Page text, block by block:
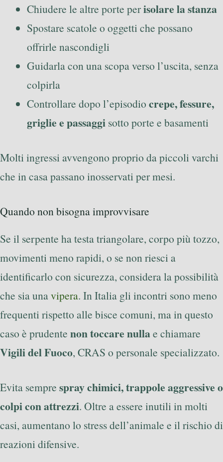
Chiudere le altre porte perisolare la stanza
Spostare scatole o oggetti che possano
offrirle nascondigli
Guidarla con una scopa verso l’uscita, senza
colpirla
Controllare dopo l’episodio crepe, fessure,
griglie e passaggi sotto porte e basamenti
Molti ingressi avvengono proprio da piccoli varchi
che in casa passano inosservati per mesi.
Quando non bisogna improvvisare
Se il serpente ha testa triangolare, corpo più tozzo,
movimenti meno rapidi, o se non riesci a
identificarlo con sicurezza, considera la possibilità
che sia unavipera. In Italia gli incontri sono meno
frequenti rispetto alle bisce comuni, ma in questo
caso è prudente non toccare nullae chiamare
Vigili del Fuoco, CRAS o personale specializzato.
Evita sempre spray chimici, trappole aggressive o
colpi con attrezzi. Oltre a essere inutili in molti
casi, aumentano lo stress dell’animale e il rischio di
reazioni difensive.